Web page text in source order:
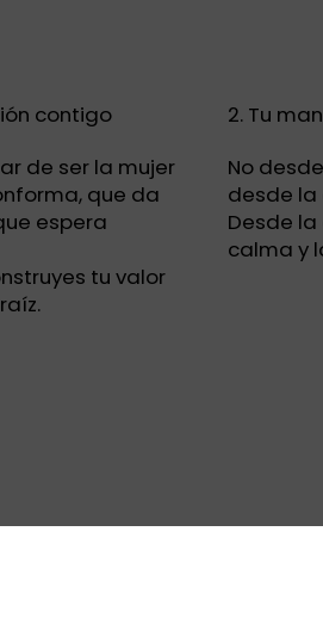
contigo
de ser la mujer
que da
espera
tu valor
2. Tu
No
desde
Desde
calma y